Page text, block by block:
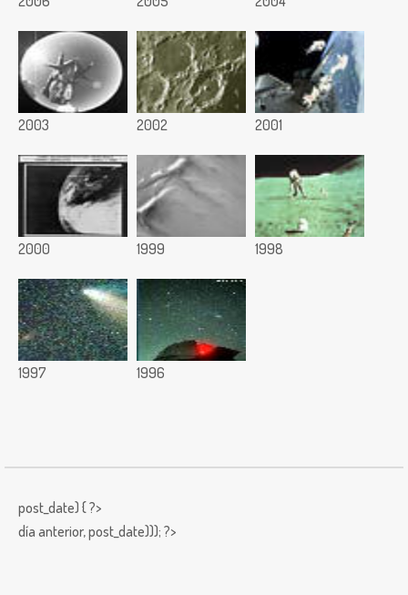
2003 2002 2001
2000 1999 1998
1997 1996
post_date) { ?>
día anterior,post_date))); ?>